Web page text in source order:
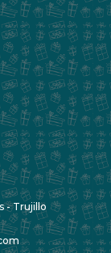
- Trujillo